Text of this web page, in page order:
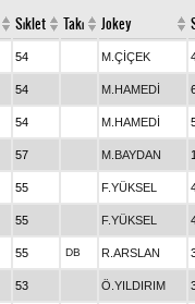
Sıklet Takı Jokey
54 M.ÇİÇEK
54 M.HAMEDİ
54 M.HAMEDİ
57 M.BAYDAN
55 F.YÜKSEL
55 F.YÜKSEL
55 DB R.ARSLAN
53 Ö.YILDIRIM